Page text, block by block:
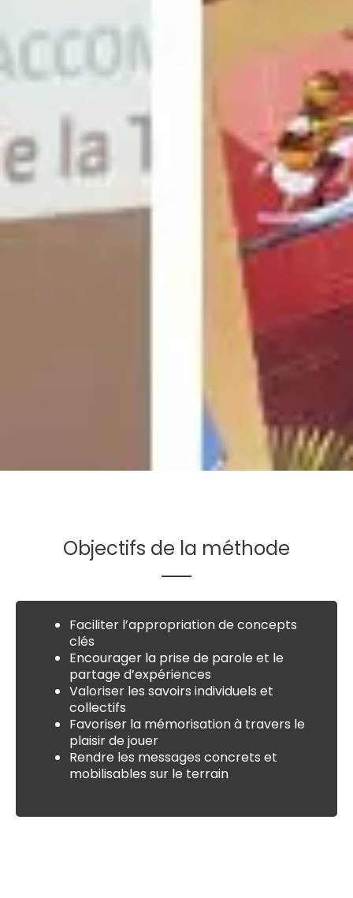
Objectifs de la méthode
Faciliter l’appropriation de concepts
clés
Encourager la prise de parole et le
partage d’expériences
Valoriser les savoirs individuels et
collectifs
Favoriser la mémorisation à travers le
plaisir de jouer
Rendre les messages concrets et
mobilisables sur le terrain